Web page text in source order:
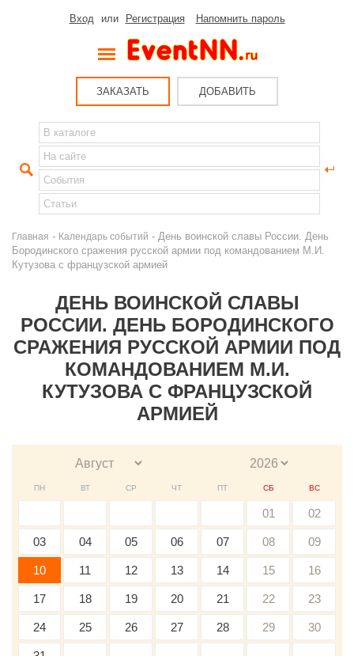
Вход или Регистрация Напомнить пароль
ЗАКАЗАТЬ ДОБАВИТЬ
Главная - Календарь событий - День воинской славы России. День
Бородинского сражения русской армии под командованием М.И.
Кутузова с французской армией
ДЕНЬ ВОИНСКОЙ СЛАВЫ
РОССИИ. ДЕНЬ БОРОДИНСКОГО
СРАЖЕНИЯ РУССКОЙ АРМИИ ПОД
КОМАНДОВАНИЕМ М.И.
КУТУЗОВА С ФРАНЦУЗСКОЙ
АРМИЕЙ
ПН ВТ СР ЧТ ПТ СБ ВС
01 02
03 04 05 06 07 08 09
10 11 12 13 14 15 16
17 18 19 20 21 22 23
24 25 26 27 28 29 30